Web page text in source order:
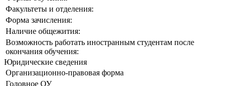
Факультеты и отделения:
Форма зачисления:
Наличие общежития:
Возможность работать иностранным студентам после
окончания обучения:
Юридические сведения
Организационно-правовая форма
Головное ОУ